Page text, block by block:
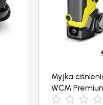
Myjka
WCM
3000 W)